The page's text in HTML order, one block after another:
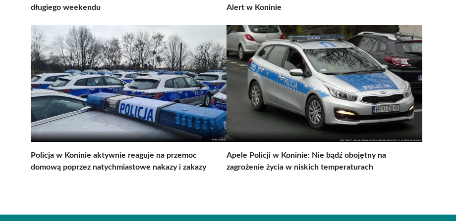
długiego weekendu
Alert w Koninie
Policja w Koninie aktywnie reaguje na przemoc
domową poprzez natychmiastowe nakazy i zakazy
Apele Policji w Koninie: Nie bądź obojętny na
zagrożenie życia w niskich temperaturach